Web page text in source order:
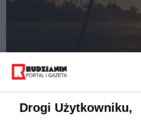
zaprasza na długi weekend
Drogi Użytkowniku,